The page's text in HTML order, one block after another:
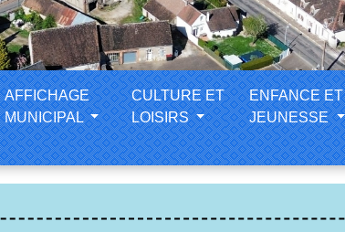
AFFICHAGE
MUNICIPAL
CULTURE ET
LOISIRS
ENFANCE ET
JEUNESSE